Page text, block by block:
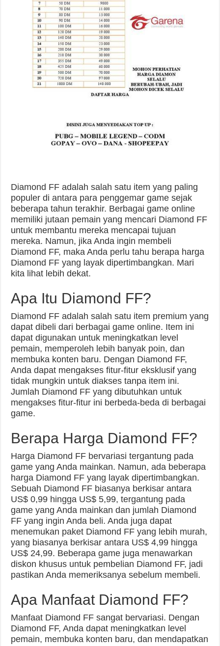
Diamond FF adalah salah satu item yang paling
populer di antara para penggemar game sejak
beberapa tahun terakhir. Berbagai game online
memiliki jutaan pemain yang mencari Diamond FF
untuk membantu mereka mencapai tujuan
mereka. Namun, jika Anda ingin membeli
Diamond FF, maka Anda perlu tahu berapa harga
Diamond FF yang layak dipertimbangkan. Mari
kita lihat lebih dekat.
Apa Itu Diamond FF?
Diamond FF adalah salah satu item premium yang
dapat dibeli dari berbagai game online. Item ini
dapat digunakan untuk meningkatkan level
pemain, memperoleh lebih banyak poin, dan
membuka konten baru. Dengan Diamond FF,
Anda dapat mengakses fitur-fitur eksklusif yang
tidak mungkin untuk diakses tanpa item ini.
Jumlah Diamond FF yang dibutuhkan untuk
mengakses fitur-fitur ini berbeda-beda di berbagai
game.
Berapa Harga Diamond FF?
Harga Diamond FF bervariasi tergantung pada
game yang Anda mainkan. Namun, ada beberapa
harga Diamond FF yang layak dipertimbangkan.
Sebuah Diamond FF biasanya berkisar antara
US$ 0,99 hingga US$ 5,99, tergantung pada
game yang Anda mainkan dan jumlah Diamond
FF yang ingin Anda beli. Anda juga dapat
menemukan paket Diamond FF yang lebih murah,
yang biasanya berkisar antara US$ 4,99 hingga
US$ 24,99. Beberapa game juga menawarkan
diskon khusus untuk pembelian Diamond FF, jadi
pastikan Anda memeriksanya sebelum membeli.
Apa Manfaat Diamond FF?
Manfaat Diamond FF sangat bervariasi. Dengan
Diamond FF, Anda dapat meningkatkan level
pemain, membuka konten baru, dan mendapatkan